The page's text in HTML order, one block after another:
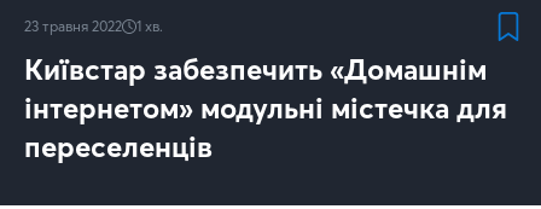
23 травня 2022 1 хв.
Київстар забезпечить «Домашнім
інтернетом» модульні містечка для
переселенців